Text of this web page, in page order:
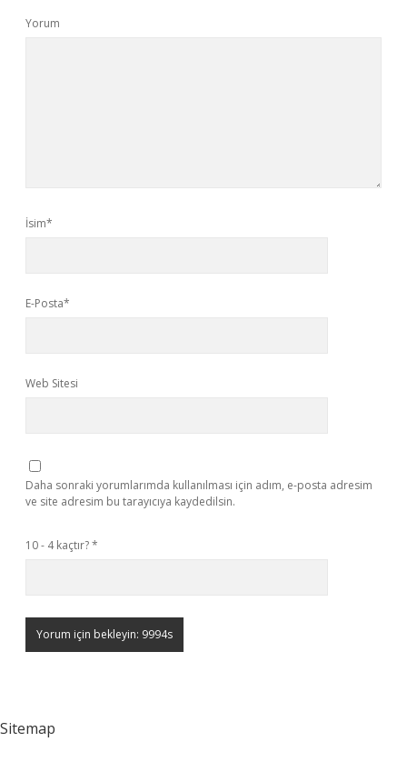
Yorum
İsim*
E-Posta*
Web Sitesi
Daha sonraki yorumlarımda kullanılması için adım, e-posta adresim
ve site adresim bu tarayıcıya kaydedilsin.
10 - 4 kaçtır?*
Sitemap